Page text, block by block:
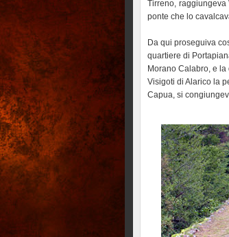
Tirreno, raggiungeva
ponte che lo
Da qui proseguiva
quartiere di
Morano Calabro, e
Visigoti di Alarico la
Capua, si